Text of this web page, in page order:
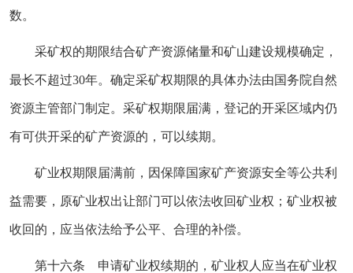
数。
采矿权的期限结合矿产资源储量和矿山建设规模确定，
最长不超过30年。确定采矿权期限的具体办法由国务院自然
资源主管部门制定。采矿权期限届满，登记的开采区域内仍
有可供开采的矿产资源的，可以续期。
矿业权期限届满前，因保障国家矿产资源安全等公共利
益需要，原矿业权出让部门可以依法收回矿业权；矿业权被
收回的，应当依法给予公平、合理的补偿。
第十六条 申请矿业权续期的，矿业权人应当在矿业权